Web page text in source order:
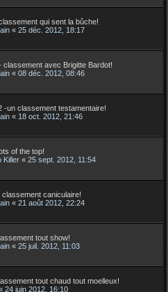
qui sent la bûche!
« 25 déc. 2012, 18:17
avec Brigitte Bardot!
« 08 déc. 2012, 08:46
-un classement testamentaire!
« 18 oct. 2012, 21:46
of the top!
Killer « 25 sept. 2012, 11:54
caniculaire!
« 21 août 2012, 22:24
tout show!
« 25 juil. 2012, 11:03
tout chaud tout moelleux!
24 juin 2012, 16:10